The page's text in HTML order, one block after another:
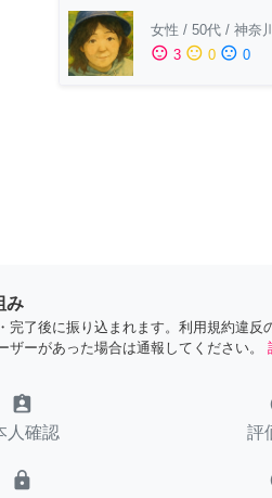
女性 / 50代 / 神奈
sentiment_satisfied 3 sentiment_neutral 0 sentiment_dissatisfied 0
み
完了後に振り込まれます。利用規約違反
ーがあった場合は通報してください。
assignment_ind
人確認 評
lock